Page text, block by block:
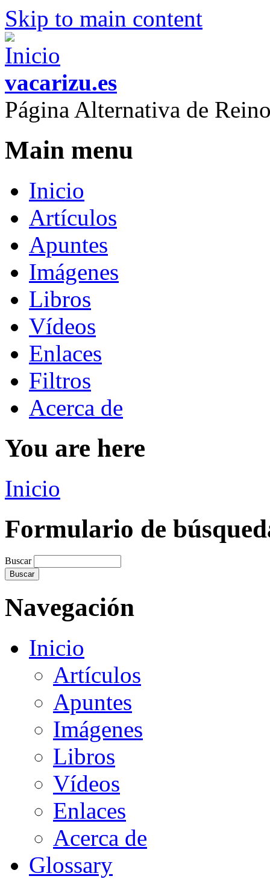
Skip to main content
vacarizu.es
Página Alternativa de
Main menu
Inicio
Artículos
Apuntes
Imágenes
Libros
Vídeos
Enlaces
Filtros
Acerca de
You are here
Inicio
Formulario de
Buscar
Navegación
Inicio
Artículos
Apuntes
Imágenes
Libros
Vídeos
Enlaces
Acerca de
Glossary